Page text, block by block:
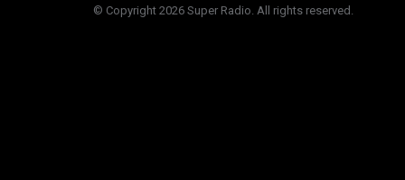
© Copyright 2026 Super Radio. All rights reserved.